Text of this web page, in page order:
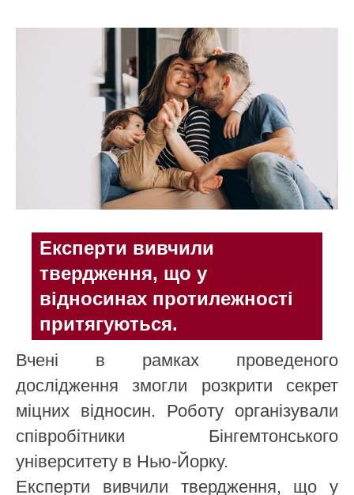
Експерти вивчили
твердження, що у
відносинах протилежності
притягуються.
Вчені в рамках проведеного
дослідження змогли розкрити секрет
міцних відносин. Роботу організували
співробітники Бінгемтонського
університету в Нью-Йорку.
Експерти вивчили твердження, що у